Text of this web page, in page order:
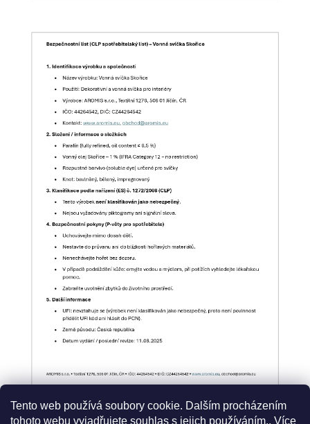
Tento web používá soubory cookie. Dalším procházením
tohoto webu vyjadřujete souhlas s jejich používáním.. Více